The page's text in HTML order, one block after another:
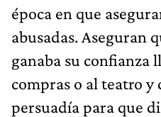
época en que
abusadas. Aseguran
ganaba su confianza
compras o al teatro y
persuadía para que